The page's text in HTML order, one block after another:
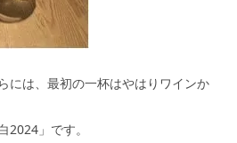
には、最初の一杯はやはりワインか
2024」です。